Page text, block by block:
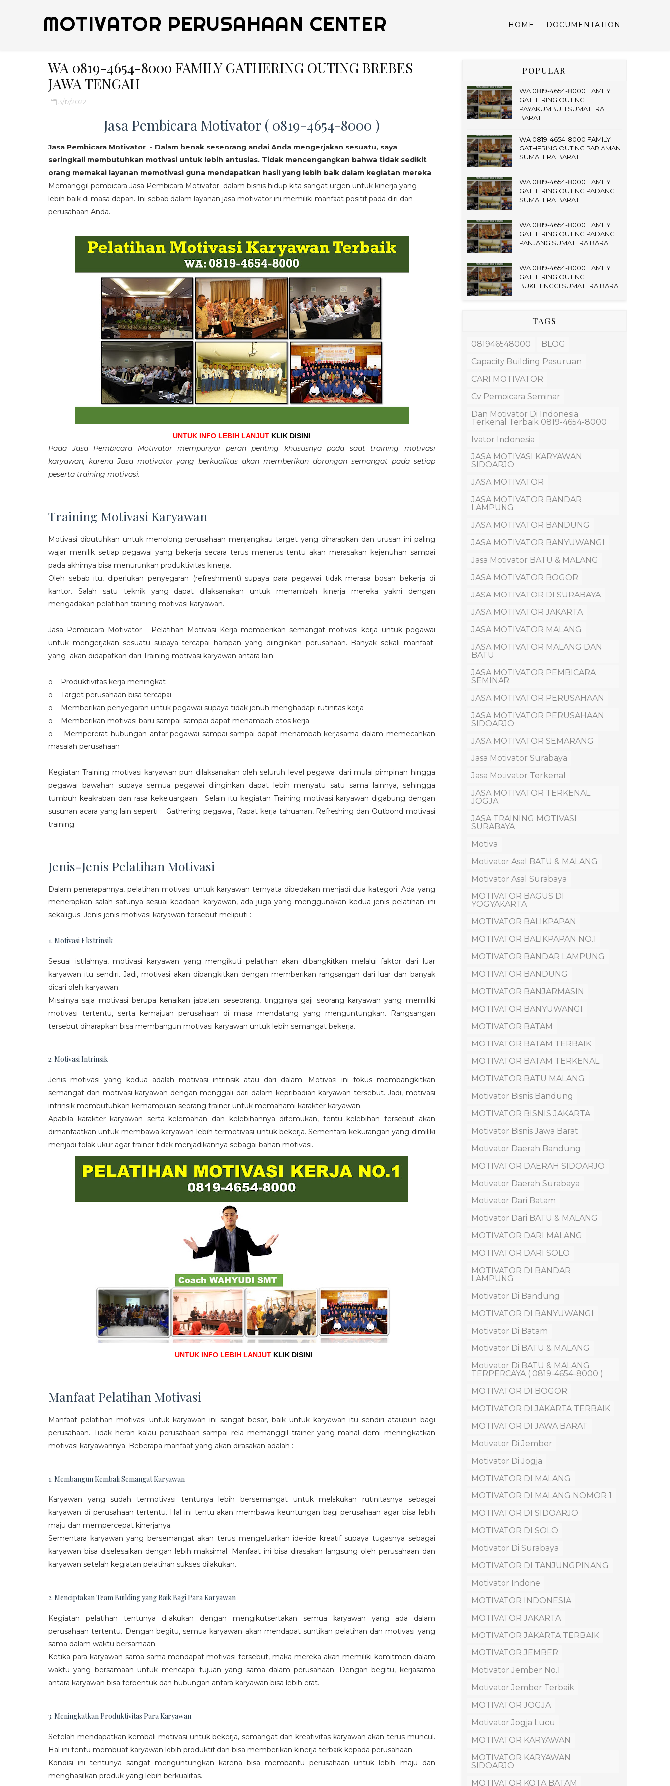
MOTIVATOR PERUSAHAAN CENTER HOME DOCUMENTATION
WA 0819-4654-8000 FAMILY GATHERING OUTING BREBES
JAWA TENGAH
3/17/2022
Jasa Pembicara Motivator ( 0819-4654-8000 )
Jasa Pembicara Motivator - Dalam benak seseorang andai Anda mengerjakan sesuatu, saya
seringkali membutuhkan motivasi untuk lebih antusias. Tidak mencengangkan bahwa tidak sedikit
orang memakai layanan memotivasi guna mendapatkan hasil yang lebih baik dalam kegiatan mereka.
Memanggil pembicara Jasa Pembicara Motivator dalam bisnis hidup kita sangat urgen untuk kinerja yang
lebih baik di masa depan. Ini sebab dalam layanan jasa motivator ini memiliki manfaat positif pada diri dan
perusahaan Anda.
UNTUK INFO LEBIH LANJUT KLIK DISINI
Pada Jasa Pembicara Motivator mempunyai peran penting khususnya pada saat training motivasi
karyawan, karena Jasa motivator yang berkualitas akan memberikan dorongan semangat pada setiap
peserta training motivasi.
Training Motivasi Karyawan
Motivasi dibutuhkan untuk menolong perusahaan menjangkau target yang diharapkan dan urusan ini paling
wajar menilik setiap pegawai yang bekerja secara terus menerus tentu akan merasakan kejenuhan sampai
pada akhirnya bisa menurunkan produktivitas kinerja.
Oleh sebab itu, diperlukan penyegaran (refreshment) supaya para pegawai tidak merasa bosan bekerja di
kantor. Salah satu teknik yang dapat dilaksanakan untuk menambah kinerja mereka yakni dengan
mengadakan pelatihan training motivasi karyawan.
Jasa Pembicara Motivator - Pelatihan Motivasi Kerja memberikan semangat motivasi kerja untuk pegawai
untuk mengerjakan sesuatu supaya tercapai harapan yang diinginkan perusahaan. Banyak sekali manfaat
yang akan didapatkan dari Training motivasi karyawan antara lain:
o Produktivitas kerja meningkat
o Target perusahaan bisa tercapai
o Memberikan penyegaran untuk pegawai supaya tidak jenuh menghadapi rutinitas kerja
o Memberikan motivasi baru sampai-sampai dapat menambah etos kerja
o Mempererat hubungan antar pegawai sampai-sampai dapat menambah kerjasama dalam memecahkan
masalah perusahaan
Kegiatan Training motivasi karyawan pun dilaksanakan oleh seluruh level pegawai dari mulai pimpinan hingga
pegawai bawahan supaya semua pegawai diinginkan dapat lebih menyatu satu sama lainnya, sehingga
tumbuh keakraban dan rasa kekeluargaan. Selain itu kegiatan Training motivasi karyawan digabung dengan
susunan acara yang lain seperti : Gathering pegawai, Rapat kerja tahuanan, Refreshing dan Outbond motivasi
training.
Jenis-Jenis Pelatihan Motivasi
Dalam penerapannya, pelatihan motivasi untuk karyawan ternyata dibedakan menjadi dua kategori. Ada yang
menerapkan salah satunya sesuai keadaan karyawan, ada juga yang menggunakan kedua jenis pelatihan ini
sekaligus. Jenis-jenis motivasi karyawan tersebut meliputi :
1. Motivasi Ekstrinsik
Sesuai istilahnya, motivasi karyawan yang mengikuti pelatihan akan dibangkitkan melalui faktor dari luar
karyawan itu sendiri. Jadi, motivasi akan dibangkitkan dengan memberikan rangsangan dari luar dan banyak
dicari oleh karyawan.
Misalnya saja motivasi berupa kenaikan jabatan seseorang, tingginya gaji seorang karyawan yang memiliki
motivasi tertentu, serta kemajuan perusahaan di masa mendatang yang menguntungkan. Rangsangan
tersebut diharapkan bisa membangun motivasi karyawan untuk lebih semangat bekerja.
2. Motivasi Intrinsik
Jenis motivasi yang kedua adalah motivasi intrinsik atau dari dalam. Motivasi ini fokus membangkitkan
semangat dan motivasi karyawan dengan menggali dari dalam kepribadian karyawan tersebut. Jadi, motivasi
intrinsik membutuhkan kemampuan seorang trainer untuk memahami karakter karyawan.
Apabila karakter karyawan serta kelemahan dan kelebihannya ditemukan, tentu kelebihan tersebut akan
dimanfaatkan untuk membawa karyawan lebih termotivasi untuk bekerja. Sementara kekurangan yang dimiliki
menjadi tolak ukur agar trainer tidak menjadikannya sebagai bahan motivasi.
UNTUK INFO LEBIH LANJUT KLIK DISINI
Manfaat Pelatihan Motivasi
Manfaat pelatihan motivasi untuk karyawan ini sangat besar, baik untuk karyawan itu sendiri ataupun bagi
perusahaan. Tidak heran kalau perusahaan sampai rela memanggil trainer yang mahal demi meningkatkan
motivasi karyawannya. Beberapa manfaat yang akan dirasakan adalah :
1. Membangun Kembali Semangat Karyawan
Karyawan yang sudah termotivasi tentunya lebih bersemangat untuk melakukan rutinitasnya sebagai
karyawan di perusahaan tertentu. Hal ini tentu akan membawa keuntungan bagi perusahaan agar bisa lebih
maju dan mempercepat kinerjanya.
Sementara karyawan yang bersemangat akan terus mengeluarkan ide-ide kreatif supaya tugasnya sebagai
karyawan bisa diselesaikan dengan lebih maksimal. Manfaat ini bisa dirasakan langsung oleh perusahaan dan
karyawan setelah kegiatan pelatihan sukses dilakukan.
2. Menciptakan Team Building yang Baik Bagi Para Karyawan
Kegiatan pelatihan tentunya dilakukan dengan mengikutsertakan semua karyawan yang ada dalam
perusahaan tertentu. Dengan begitu, semua karyawan akan mendapat suntikan pelatihan dan motivasi yang
sama dalam waktu bersamaan.
Ketika para karyawan sama-sama mendapat motivasi tersebut, maka mereka akan memiliki komitmen dalam
waktu yang bersamaan untuk mencapai tujuan yang sama dalam perusahaan. Dengan begitu, kerjasama
antara karyawan bisa terbentuk dan hubungan antara karyawan bisa lebih erat.
3. Meningkatkan Produktivitas Para Karyawan
Setelah mendapatkan kembali motivasi untuk bekerja, semangat dan kreativitas karyawan akan terus muncul.
Hal ini tentu membuat karyawan lebih produktif dan bisa memberikan kinerja terbaik kepada perusahaan.
Kondisi ini tentunya sangat menguntungkan karena bisa membantu perusahaan untuk lebih maju dan
menghasilkan produk yang lebih berkualitas.
POPULAR
WA 0819-4654-8000 FAMILY
GATHERING OUTING
PAYAKUMBUH SUMATERA
BARAT
WA 0819-4654-8000 FAMILY
GATHERING OUTING PARIAMAN
SUMATERA BARAT
WA 0819-4654-8000 FAMILY
GATHERING OUTING PADANG
SUMATERA BARAT
WA 0819-4654-8000 FAMILY
GATHERING OUTING PADANG
PANJANG SUMATERA BARAT
WA 0819-4654-8000 FAMILY
GATHERING OUTING
BUKITTINGGI SUMATERA BARAT
TAGS
081946548000
BLOG
Capacity Building Pasuruan
CARI MOTIVATOR
Cv Pembicara Seminar
Dan Motivator Di Indonesia
Terkenal Terbaik 0819-4654-8000
Ivator Indonesia
JASA MOTIVASI KARYAWAN
SIDOARJO
JASA MOTIVATOR
JASA MOTIVATOR BANDAR
LAMPUNG
JASA MOTIVATOR BANDUNG
JASA MOTIVATOR BANYUWANGI
Jasa Motivator BATU & MALANG
JASA MOTIVATOR BOGOR
JASA MOTIVATOR DI SURABAYA
JASA MOTIVATOR JAKARTA
JASA MOTIVATOR MALANG
JASA MOTIVATOR MALANG DAN
BATU
JASA MOTIVATOR PEMBICARA
SEMINAR
JASA MOTIVATOR PERUSAHAAN
JASA MOTIVATOR PERUSAHAAN
SIDOARJO
JASA MOTIVATOR SEMARANG
Jasa Motivator Surabaya
Jasa Motivator Terkenal
JASA MOTIVATOR TERKENAL
JOGJA
JASA TRAINING MOTIVASI
SURABAYA
Motiva
Motivator Asal BATU & MALANG
Motivator Asal Surabaya
MOTIVATOR BAGUS DI
YOGYAKARTA
MOTIVATOR BALIKPAPAN
MOTIVATOR BALIKPAPAN NO.1
MOTIVATOR BANDAR LAMPUNG
MOTIVATOR BANDUNG
MOTIVATOR BANJARMASIN
MOTIVATOR BANYUWANGI
MOTIVATOR BATAM
MOTIVATOR BATAM TERBAIK
MOTIVATOR BATAM TERKENAL
MOTIVATOR BATU MALANG
Motivator Bisnis Bandung
MOTIVATOR BISNIS JAKARTA
Motivator Bisnis Jawa Barat
Motivator Daerah Bandung
MOTIVATOR DAERAH SIDOARJO
Motivator Daerah Surabaya
Motivator Dari Batam
Motivator Dari BATU & MALANG
MOTIVATOR DARI MALANG
MOTIVATOR DARI SOLO
MOTIVATOR DI BANDAR
LAMPUNG
Motivator Di Bandung
MOTIVATOR DI BANYUWANGI
Motivator Di Batam
Motivator Di BATU & MALANG
Motivator Di BATU & MALANG
TERPERCAYA ( 0819-4654-8000 )
MOTIVATOR DI BOGOR
MOTIVATOR DI JAKARTA TERBAIK
MOTIVATOR DI JAWA BARAT
Motivator Di Jember
Motivator Di Jogja
MOTIVATOR DI MALANG
MOTIVATOR DI MALANG NOMOR 1
MOTIVATOR DI SIDOARJO
MOTIVATOR DI SOLO
Motivator Di Surabaya
MOTIVATOR DI TANJUNGPINANG
Motivator Indone
MOTIVATOR INDONESIA
MOTIVATOR JAKARTA
MOTIVATOR JAKARTA TERBAIK
MOTIVATOR JEMBER
Motivator Jember No.1
Motivator Jember Terbaik
MOTIVATOR JOGJA
Motivator Jogja Lucu
MOTIVATOR KARYAWAN
MOTIVATOR KARYAWAN
SIDOARJO
MOTIVATOR KOTA BATAM